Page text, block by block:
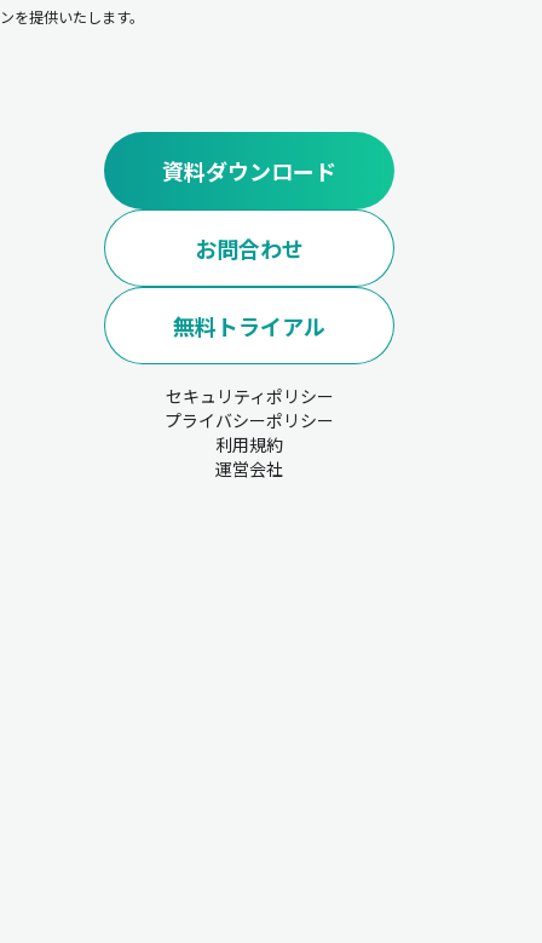
を提供いたします。
資料ダウンロード
お問合わせ
無料トライアル
セキュリティポリシー
プライバシーポリシー
利用規約
運営会社